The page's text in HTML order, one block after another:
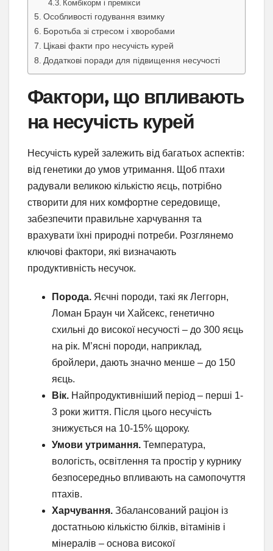
Комбікорм і премікси
Особливості годування взимку
Боротьба зі стресом і хворобами
Цікаві факти про несучість курей
Додаткові поради для підвищення несучості
Фактори, що впливають
на несучість курей
Несучість курей залежить від багатьох аспектів:
від генетики до умов утримання. Щоб птахи
радували великою кількістю яєць, потрібно
створити для них комфортне середовище,
забезпечити правильне харчування та
врахувати їхні природні потреби. Розглянемо
ключові фактори, які визначають
продуктивність несучок.
Порода. Яєчні породи, такі як Леггорн,
Ломан Браун чи Хайсекс, генетично
схильні до високої несучості – до 300 яєць
на рік. М’ясні породи, наприклад,
бройлери, дають значно менше – до 150
яєць.
Вік. Найпродуктивніший період – перші 1-
3 роки життя. Після цього несучість
знижується на 10-15% щороку.
Умови утримання. Температура,
вологість, освітлення та простір у курнику
безпосередньо впливають на самопочуття
птахів.
Харчування. Збалансований раціон із
достатньою кількістю білків, вітамінів і
мінералів – основа високої